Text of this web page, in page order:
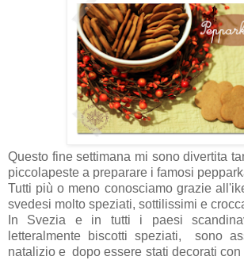
Questo fine settimana mi sono divertita
piccolapeste a preparare i famosi
Tutti più o meno conosciamo grazie
svedesi molto speziati, sottilissimi e
In Svezia e in tutti i paesi
letteralmente biscotti speziati, sono
natalizio e dopo essere stati decorati